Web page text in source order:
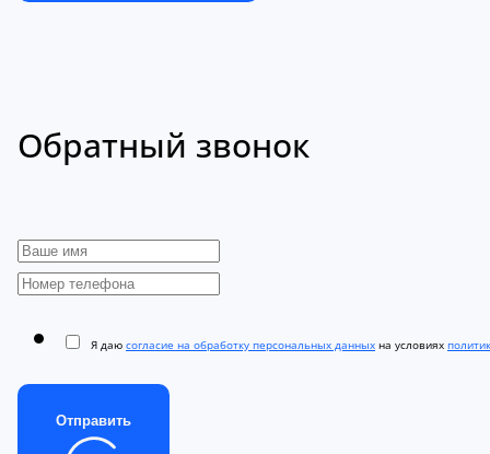
Обратный звонок
Я даю согласие на обработку персональных данных на условиях
Отправить